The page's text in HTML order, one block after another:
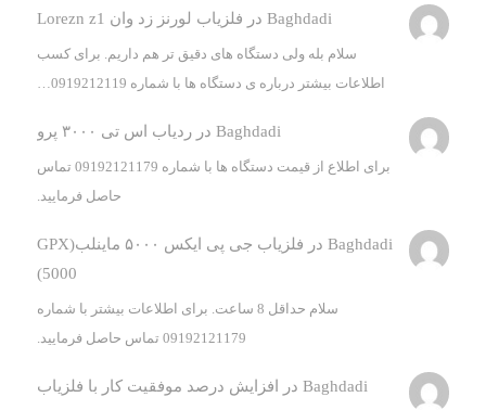
Baghdadi در فلزیاب لورنز زد وان Lorezn z1
سلام بله ولی دستگاه های دقیق تر هم داریم. برای کسب
اطلاعات بیشتر درباره ی دستگاه ها با شماره 0919212119…
Baghdadi درردیاب اس تی ۳۰۰۰ پرو
برای اطلاع از قیمت دستگاه ها با شماره 09192121179 تماس
حاصل فرمایید.
Baghdadi در
فلزیاب جی پی ایکس ۵۰۰۰ ماینلب(GPX
5000)
سلام حداقل 8 ساعت. برای اطلاعات بیشتر با شماره
09192121179 تماس حاصل فرمایید.
Baghdadi در افزایش درصد موفقیت کار با فلزیاب